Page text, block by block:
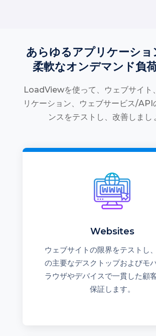
あらゆるアプリケーショ
柔軟なオンデマンド負
LoadViewを使って、ウェブサイト
リケーション、ウェブサービス/API
ンスをテストし、改善しまし
Websites
ウェブサイトの限界をテストし
の主要なデスクトップおよびモ
ラウザやデバイスで一貫した顧
保証します。